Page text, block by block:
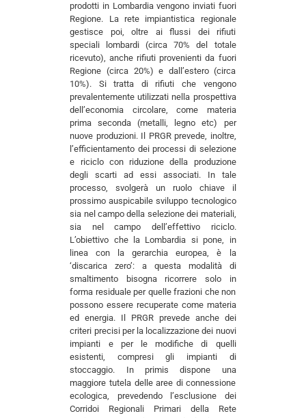
prodotti in Lombardia vengono inviati fuori
Regione. La rete impiantistica regionale
gestisce poi, oltre ai flussi dei rifiuti
speciali lombardi (circa 70% del totale
ricevuto), anche rifiuti provenienti da fuori
Regione (circa 20%) e dall’estero (circa
10%). Si tratta di rifiuti che vengono
prevalentemente utilizzati nella prospettiva
dell’economia circolare, come materia
prima seconda (metalli, legno etc) per
nuove produzioni. Il PRGR prevede, inoltre,
l’efficientamento dei processi di selezione
e riciclo con riduzione della produzione
degli scarti ad essi associati. In tale
processo, svolgerà un ruolo chiave il
prossimo auspicabile sviluppo tecnologico
sia nel campo della selezione dei materiali,
sia nel campo dell’effettivo riciclo.
L’obiettivo che la Lombardia si pone, in
linea con la gerarchia europea, è la
‘discarica zero’: a questa modalità di
smaltimento bisogna ricorrere solo in
forma residuale per quelle frazioni che non
possono essere recuperate come materia
ed energia. Il PRGR prevede anche dei
criteri precisi per la localizzazione dei nuovi
impianti e per le modifiche di quelli
esistenti, compresi gli impianti di
stoccaggio. In primis dispone una
maggiore tutela delle aree di connessione
ecologica, prevedendo l’esclusione dei
Corridoi Regionali Primari della Rete